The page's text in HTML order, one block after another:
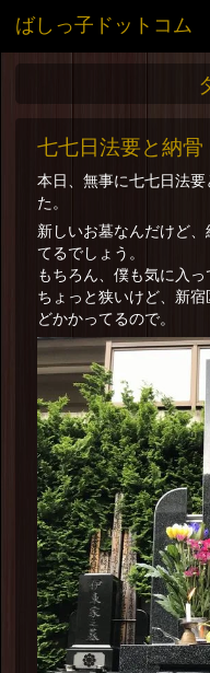
ばしっ子ドットコム
七七日法要と納骨
本日、無事に七七日法
た。
新しいお墓なんだけど
てるでしょう。
もちろん、僕も気に入っ
ちょっと狭いけど、新
どかかってるので。